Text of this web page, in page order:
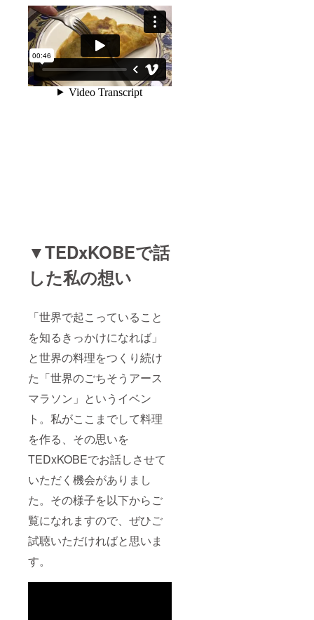
▼TEDxKOBEで話
した私の想い
「世界で起こっていること
を知るきっかけになれば」
と世界の料理をつくり続け
た「世界のごちそうアース
マラソン」というイベン
ト。私がここまでして料理
を作る、その思いを
TEDxKOBEでお話しさせて
いただく機会がありまし
た。その様子を以下からご
覧になれますので、ぜひご
試聴いただければと思いま
す。